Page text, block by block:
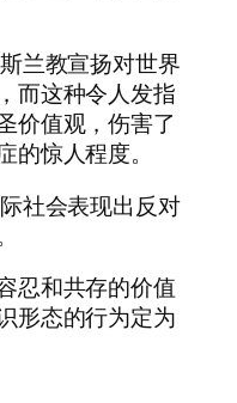
兰教宣扬对世界
而这种令人发指
价值观，伤害了
惊人程度。
社会表现出反对
忍和共存的价值
形态的行为定为